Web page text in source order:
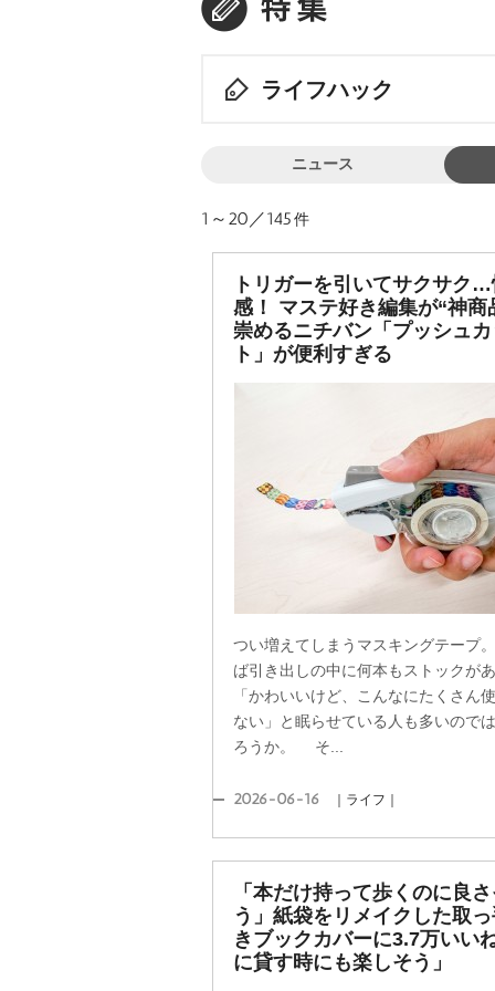
ライフハック
ニュース
1～20／145件
トリガーを引いてサクサク
感！ マステ好き編集が“神商
崇めるニチバン「プッシュ
ト」が便利すぎる
つい増えてしまうマスキングテープ
ば引き出しの中に何本もストックが
「かわいいけど、こんなにたくさん
ない」と眠らせている人も多いので
ろうか。 そ...
2026-06-16 ｜ライフ｜
「本だけ持って歩くのに良
う」紙袋をリメイクした取
きブックカバーに3.7万いい
に貸す時にも楽しそう」